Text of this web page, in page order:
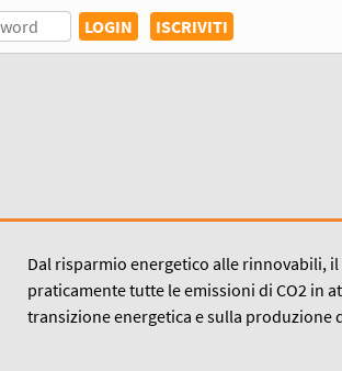
ISCRIVITI
Dal risparmio energetico alle rinnovabili,
praticamente tutte le emissioni di CO2 in
transizione energetica e sulla